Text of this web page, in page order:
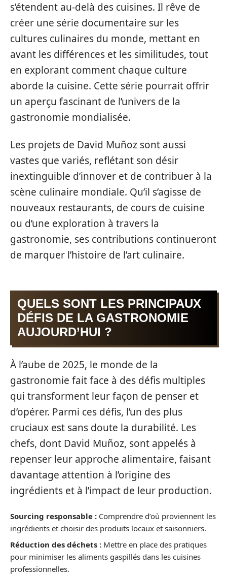
s’étendent au-delà des cuisines. Il rêve de
créer une série documentaire sur les
cultures culinaires du monde, mettant en
avant les différences et les similitudes, tout
en explorant comment chaque culture
aborde la cuisine. Cette série pourrait offrir
un aperçu fascinant de l’univers de la
gastronomie mondialisée.
Les projets de David Muñoz sont aussi
vastes que variés, reflétant son désir
inextinguible d’innover et de contribuer à la
scène culinaire mondiale. Qu’il s’agisse de
nouveaux restaurants, de cours de cuisine
ou d’une exploration à travers la
gastronomie, ses contributions continueront
de marquer l’histoire de l’art culinaire.
QUELS SONT LES PRINCIPAUX
DÉFIS DE LA GASTRONOMIE
AUJOURD’HUI ?
À l’aube de 2025, le monde de la
gastronomie fait face à des défis multiples
qui transforment leur façon de penser et
d’opérer. Parmi ces défis, l’un des plus
cruciaux est sans doute la durabilité. Les
chefs, dont David Muñoz, sont appelés à
repenser leur approche alimentaire, faisant
davantage attention à l’origine des
ingrédients et à l’impact de leur production.
Sourcing responsable : Comprendre d’où proviennent les
ingrédients et choisir des produits locaux et saisonniers.
Réduction des déchets : Mettre en place des pratiques
pour minimiser les aliments gaspillés dans les cuisines
professionnelles.